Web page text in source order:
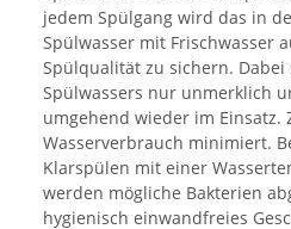
jedem Spülgang wird das in
Spülwasser mit Frischwasser
Spülqualität zu sichern.
Spülwassers nur unmerklich
umgehend wieder im Einsatz.
Wasserverbrauch minimiert.
Klarspülen mit einer
werden mögliche Bakterien
hygienisch einwandfreies